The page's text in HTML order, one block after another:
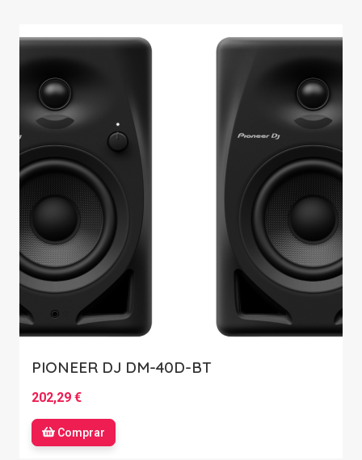
PIONEER DJ DM-40D-BT
202,29 €
Comprar